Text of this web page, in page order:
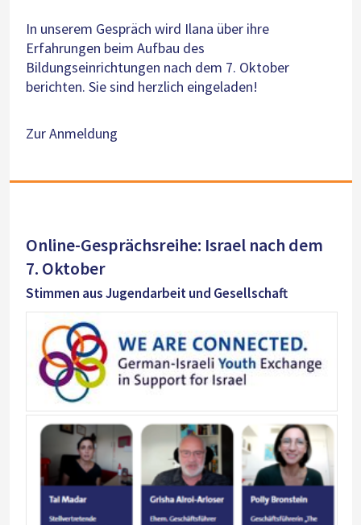
In unserem Gespräch wird Ilana über ihre
Erfahrungen beim Aufbau des
Bildungseinrichtungen nach dem 7. Oktober
berichten. Sie sind herzlich eingeladen!
Zur Anmeldung
Online-Gesprächsreihe: Israel nach dem
7. Oktober
Stimmen aus Jugendarbeit und Gesellschaft